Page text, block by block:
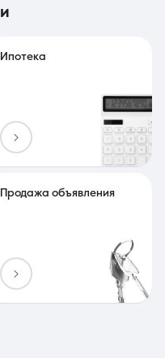
Ипотека
Продажа объявления